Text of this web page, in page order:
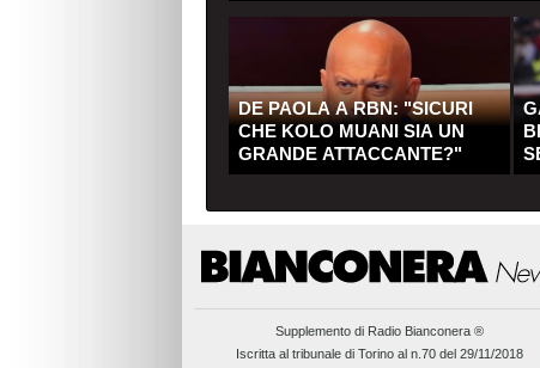
DE PAOLA A RBN: "SICURI
CHE KOLO MUANI SIA UN
GRANDE ATTACCANTE?"
Supplemento di Radio Bianconera ®
Iscritta al tribunale di Torino al n.70 del 29/11/2018